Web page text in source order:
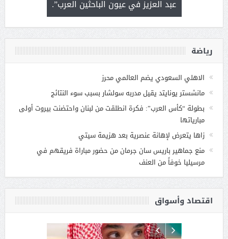
عبد العزيز في عيون الباحثين العرب”.
رياضة
الاهلي السعودي يضم العالمي محرز
مانشستر يونايتد يقيل مدربه سولشار بسبب سوء النتائج
بطولة “كأس العرب”: فكرة انطلقت من لبنان واحتضنت بيروت أولى
مبارياتها
زاها يتعرض لإهانة عنصرية بعد هزيمة سيتي
منع جماهير باريس سان جرمان من حضور مباراة فريقهم في
مرسيليا خوفاً من العنف
اقتصاد وأسواق